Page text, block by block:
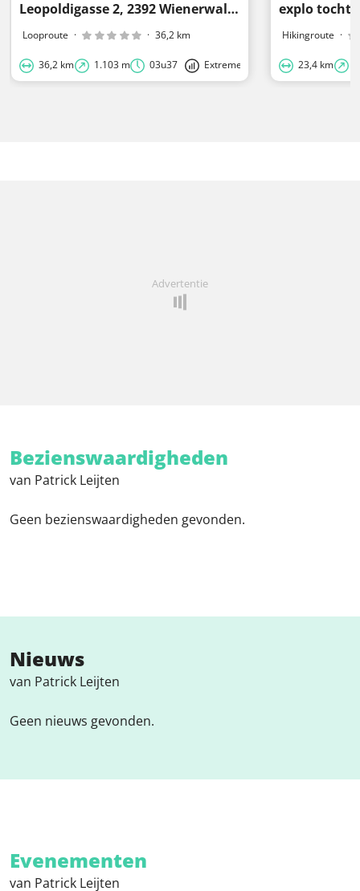
Leopoldigasse 2, 2392 Wienerwald, Neder-Oostenrijk, Oostenrijk - Weissenbach
Looproute · · 36,2 km
36,2 km 1.103 m 03u37 Extreme
explo
Hikingroute ·
23,4 km
Advertentie
Bezienswaardigheden
van Patrick Leijten
Geen bezienswaardigheden gevonden.
Nieuws
van Patrick Leijten
Geen nieuws gevonden.
Evenementen
van Patrick Leijten